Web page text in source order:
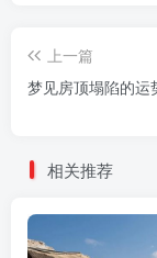
上一篇
梦见房顶塌陷的运
相关推荐